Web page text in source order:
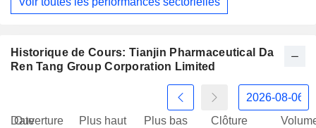
Historique de Cours: Tianjin Pharmaceutical Da
Ren Tang Group Corporation Limited
Date
Ouverture Plus haut Plus bas Clôture